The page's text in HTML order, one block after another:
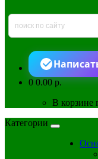
00.00 р.
В корзине
Категории